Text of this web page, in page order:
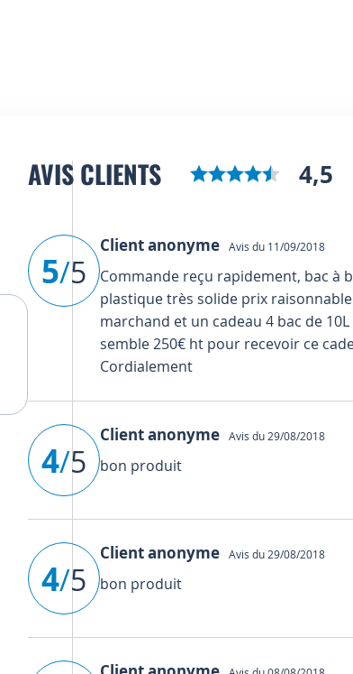
AVIS CLIENTS 4,5
5/5
Client anonyme Avis du 11/09/2018
Commande reçu rapidement, bac à
plastique très solide prix
marchand et un cadeau 4 bac de
semble 250€ ht pour recevoir ce
Cordialement
4/5
Client anonyme Avis du 29/08/2018
bon produit
4/5
Client anonyme Avis du 29/08/2018
bon produit